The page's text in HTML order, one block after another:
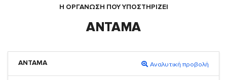
Η ΟΡΓΆΝΩΣΗ ΠΟΥ ΥΠΟΣΤΗΡΙΖΕΙ
ΑΝΤΑΜΑ
ΑΝΤΑΜΑ Αναλυτική προβολή